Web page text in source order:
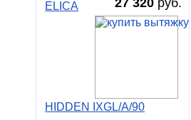
27 320 руб.
ELICA
HIDDEN IXGL/A/90